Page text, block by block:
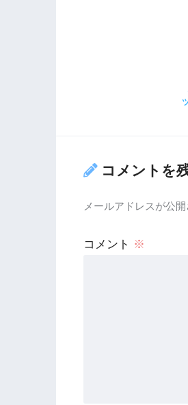
コメントを
メールアドレスが公
コメント ※